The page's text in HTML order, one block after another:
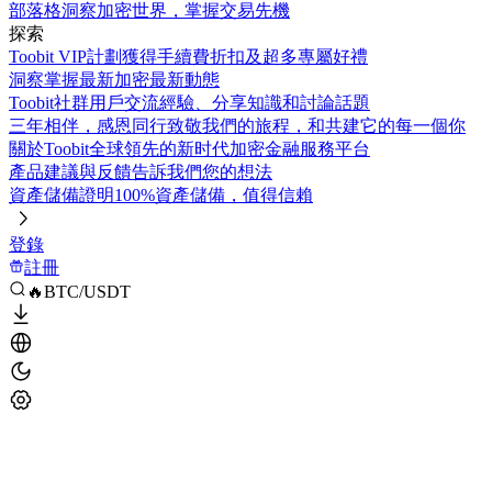
部落格洞察加密世界，掌握交易先機
探索
Toobit VIP計劃獲得手續費折扣及超多專屬好禮
洞察掌握最新加密最新動態
Toobit社群用戶交流經驗、分享知識和討論話題
三年相伴，感恩同行致敬我們的旅程，和共建它的每一個你
關於Toobit全球領先的新时代加密金融服務平台
產品建議與反饋告訴我們您的想法
資產儲備證明100%資產儲備，值得信賴
登錄
註冊
🔥BTC/USDT